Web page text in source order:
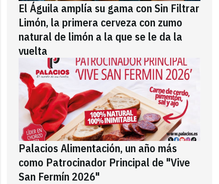
El Águila amplía su gama con Sin Filtrar
Limón, la primera cerveza con zumo
natural de limón a la que se le da la
vuelta
Palacios Alimentación, un año más
como Patrocinador Principal de "Vive
San Fermín 2026"